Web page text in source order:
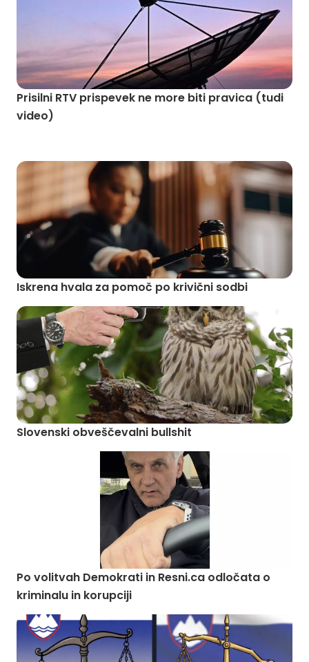
Prisilni RTV prispevek ne more biti pravica (tudi
video)
Iskrena hvala za pomoč po krivični sodbi
Slovenski obveščevalni bullshit
Po volitvah Demokrati in Resni.ca odločata o
kriminalu in korupciji